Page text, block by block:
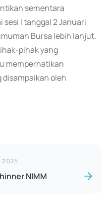
sementara
I tanggal 2 Januari
Bursa lebih lanjut.
pihak yang
memperhatikan
oleh
2025
NIMM